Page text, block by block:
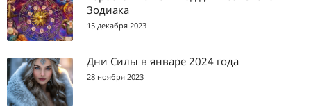
Зодиака
15 декабря 2023
Дни Силы в январе 2024 года
28 ноября 2023